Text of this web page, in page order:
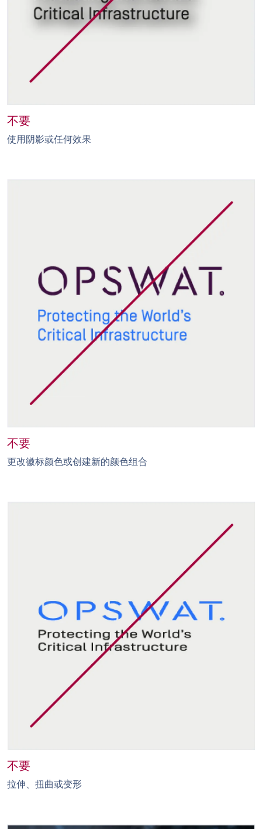
不要
使用阴影或任何效果
不要
更改徽标颜色或创建新的颜色组合
不要
拉伸、扭曲或变形